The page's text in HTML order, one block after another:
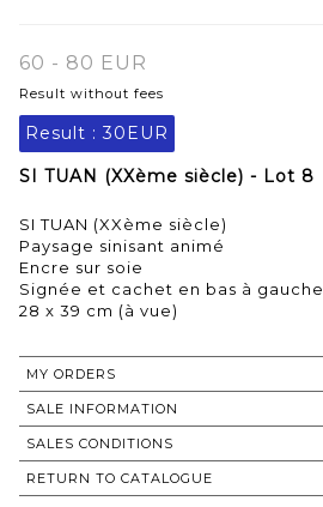
60 - 80 EUR
Result without fees
Result : 30EUR
SI TUAN (XXème siècle) - Lot 8
SI TUAN (XXème siècle)
Paysage sinisant animé
Encre sur soie
Signée et cachet en bas à gauche
28 x 39 cm (à vue)
MY ORDERS
SALE INFORMATION
SALES CONDITIONS
RETURN TO CATALOGUE